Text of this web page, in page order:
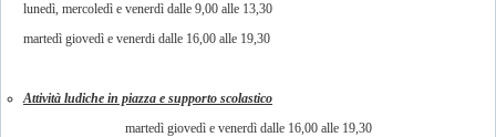
lunedì, mercoledì e venerdì dalle 9,00 alle 13,30
martedì giovedì e venerdi dalle 16,00 alle 19,30
Attività ludiche in piazza e supporto scolastico
martedì giovedì e venerdì dalle 16,00 alle 19,30